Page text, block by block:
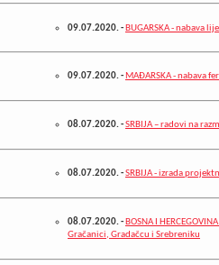
09.07.2020.- BUGARSKA - nabava
09.07.2020.-MAĐARSKA - nabava
08.07.2020.-SRBIJA – radovi na
08.07.2020.-SRBIJA - izrada
08.07.2020.-BOSNA I
Gračanici, Gradačcu i Srebreniku